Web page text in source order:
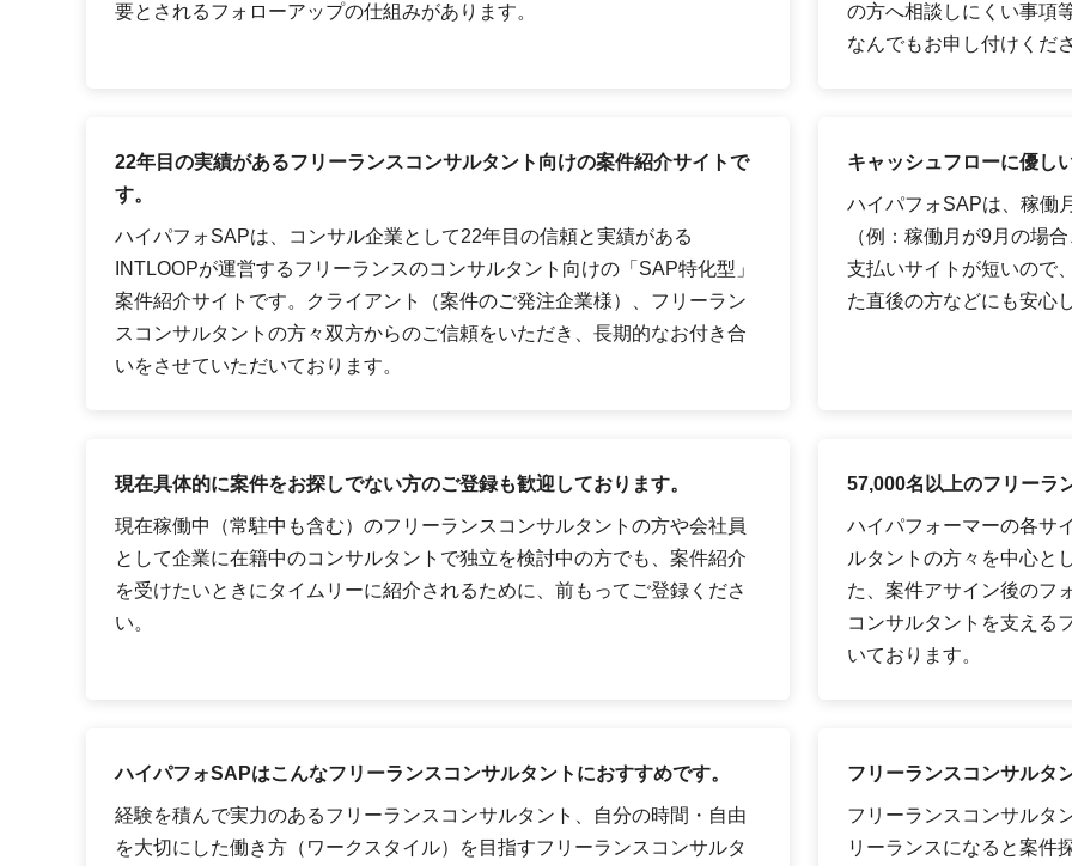
要とされるフォローアップの仕組みがあります。
の方へ相談しにくい事項
なんでもお申し付けくだ
22年目の実績があるフリーランスコンサルタント向けの案件紹介サイトで
す。
ハイパフォSAPは、コンサル企業として22年目の信頼と実績がある
INTLOOPが運営するフリーランスのコンサルタント向けの「SAP特化型」
案件紹介サイトです。クライアント（案件のご発注企業様）、フリーラン
スコンサルタントの方々双方からのご信頼をいただき、長期的なお付き合
いをさせていただいております。
キャッシュフローに優し
ハイパフォSAPは、稼働
（例：稼働月が9月の場
支払いサイトが短いので
た直後の方などにも安心
現在具体的に案件をお探しでない方のご登録も歓迎しております。
現在稼働中（常駐中も含む）のフリーランスコンサルタントの方や会社員
として企業に在籍中のコンサルタントで独立を検討中の方でも、案件紹介
を受けたいときにタイムリーに紹介されるために、前もってご登録くださ
い。
57,000名以上のフリーラ
ハイパフォーマーの各サ
ルタントの方々を中心と
た、案件アサイン後のフ
コンサルタントを支える
いております。
ハイパフォSAPはこんなフリーランスコンサルタントにおすすめです。
経験を積んで実力のあるフリーランスコンサルタント、自分の時間・自由
を大切にした働き方（ワークスタイル）を目指すフリーランスコンサルタ
フリーランスコンサルタ
フリーランスコンサルタ
リーランスになると案件